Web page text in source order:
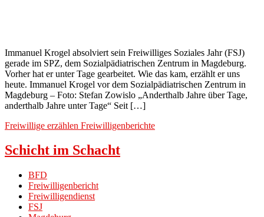
Immanuel Krogel absolviert sein Freiwilliges Soziales Jahr (FSJ)
gerade im SPZ, dem Sozialpädiatrischen Zentrum in Magdeburg.
Vorher hat er unter Tage gearbeitet. Wie das kam, erzählt er uns
heute. Immanuel Krogel vor dem Sozialpädiatrischen Zentrum in
Magdeburg – Foto: Stefan Zowislo „Anderthalb Jahre über Tage,
anderthalb Jahre unter Tage“ Seit […]
Freiwillige erzählen Freiwilligenberichte
Schicht im Schacht
BFD
Freiwilligenbericht
Freiwilligendienst
FSJ